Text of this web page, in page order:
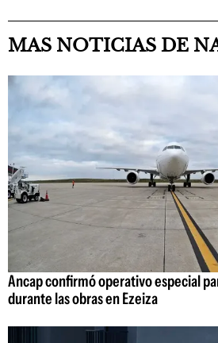
MAS NOTICIAS DE
Ancap confirmó operativo especial
durante las obras en Ezeiza